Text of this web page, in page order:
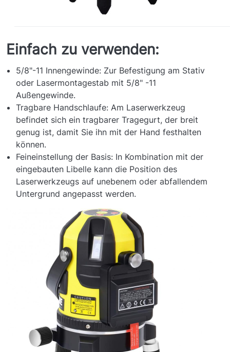
Einfach zu verwenden:
5/8"-11 Innengewinde: Zur Befestigung am Stativ
oder Lasermontagestab mit 5/8" -11
Außengewinde.
Tragbare Handschlaufe: Am Laserwerkzeug
befindet sich ein tragbarer Tragegurt, der breit
genug ist, damit Sie ihn mit der Hand festhalten
können.
Feineinstellung der Basis: In Kombination mit der
eingebauten Libelle kann die Position des
Laserwerkzeugs auf unebenem oder abfallendem
Untergrund angepasst werden.